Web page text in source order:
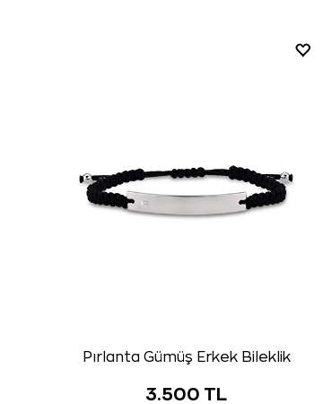
Pırlanta Gümüş Erkek Bileklik
3.500 TL